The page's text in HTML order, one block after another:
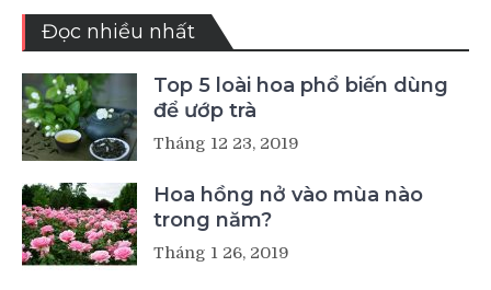
Đọc nhiều nhất
Top 5 loài hoa phổ biến dùng
để ướp trà
Tháng 12 23, 2019
Hoa hồng nở vào mùa nào
trong năm?
Tháng 1 26, 2019